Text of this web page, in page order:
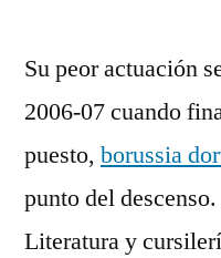
Su peor actuación
2006-07 cuando
puesto, borussia
punto del
Literatura y